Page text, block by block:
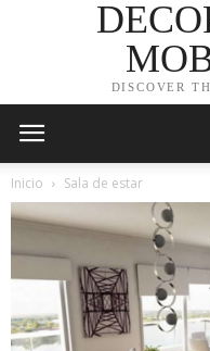
DISCOVER
Inicio Sala de estar